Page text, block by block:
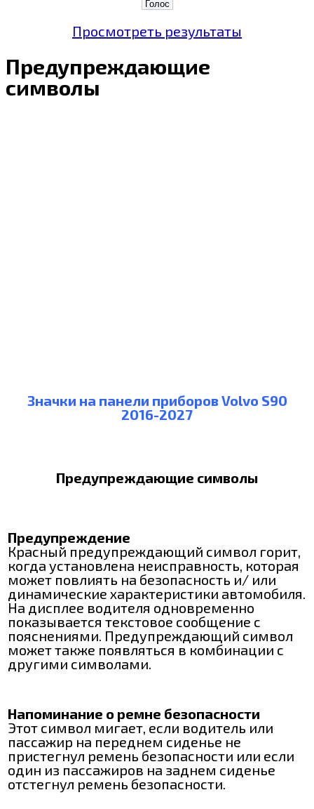
Просмотреть результаты
Предупреждающие
символы
Значки на панели приборов Volvo S90
2016-2027
Предупреждающие символы
Предупреждение
Красный предупреждающий символ горит,
когда установлена неисправность, которая
может повлиять на безопасность и/ или
динамические характеристики автомобиля.
На дисплее водителя одновременно
показывается текстовое сообщение с
пояснениями. Предупреждающий символ
может также появляться в комбинации с
другими символами.
Напоминание о ремне безопасности
Этот символ мигает, если водитель или
пассажир на переднем сиденье не
пристегнул ремень безопасности или если
один из пассажиров на заднем сиденье
отстегнул ремень безопасности.